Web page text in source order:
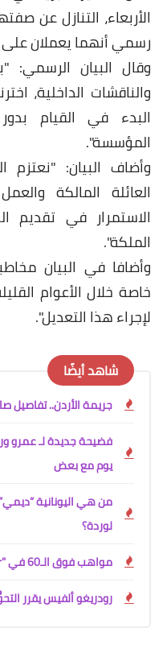
الأربعاء، التنازل عن
رسمي أنهما يعملان على
وقال البيان
والناقشات الداخلية،
البدء في القيام
المؤسسة".
وأضاف البيان: "نعتزم
العائلة المالكة
الاستمرار في تقديم
الملكة".
وأضافا في البيان
خاصة خلال الأعوام
لإجراء هذا التعديل".
شاهد أيضًا
جريمة الأردن.. تفاصيل
فضيحة جديدة لـ عمرو
يوم مع بعض
من هي اليونانية “ديمي”
لوردة؟
مواهب فوق الـ60 في "The Voice Senior"
رودريغو ألفيس يقرر